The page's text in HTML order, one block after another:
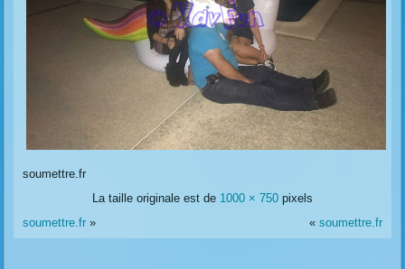
soumettre.fr
La taille originale est de 1000 × 750 pixels
soumettre.fr » « soumettre.fr